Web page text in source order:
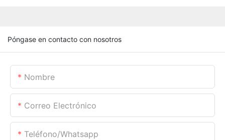
Póngase en contacto con nosotros
Nombre
Correo Electrónico
Teléfono/whatsapp